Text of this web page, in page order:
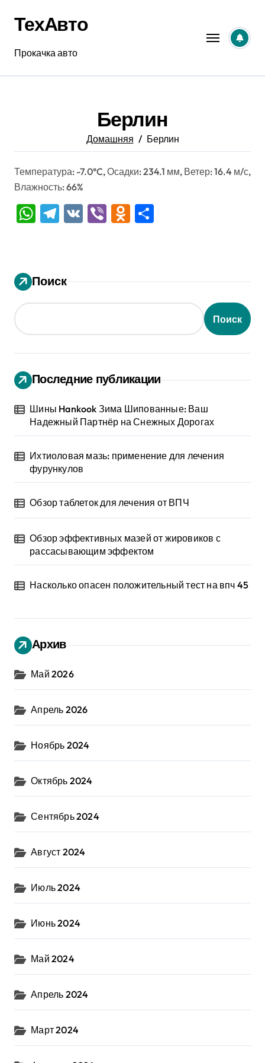
содержанию
ТехАвто
Прокачка авто
Берлин
Домашняя Берлин
Температура: -7.0°C, Осадки: 234.1 мм, Ветер: 16.4 м/с,
Влажность: 66%
WhatsApp
Telegram
VK ViberOdnoklassniki
Поиск
Поиск
Последние публикации
Шины Hankook Зима Шипованные: Ваш
Надежный Партнёр на Снежных Дорогах
Ихтиоловая мазь: применение для лечения
фурункулов
Обзор таблеток для лечения от ВПЧ
Обзор эффективных мазей от жировиков с
рассасывающим эффектом
Насколько опасен положительный тест на впч 45
Архив
Май 2026
Апрель 2026
Ноябрь 2024
Октябрь 2024
Сентябрь 2024
Август 2024
Июль 2024
Июнь 2024
Май 2024
Апрель 2024
Март 2024